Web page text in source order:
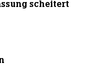
scheitert